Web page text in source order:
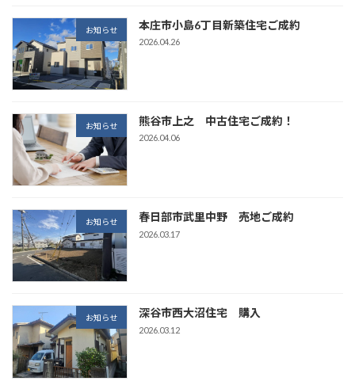
お知らせ 本庄市小島6丁目新築住宅ご成約
2026.04.26
お知らせ 熊谷市上之 中古住宅ご成約！
2026.04.06
お知らせ 春日部市武里中野 売地ご成約
2026.03.17
お知らせ 深谷市西大沼住宅 購入
2026.03.12